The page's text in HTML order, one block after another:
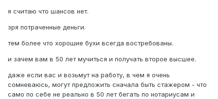
я считаю что шансов нет.
зря потраченные деньги.
тем более что хорошие бухи всегда востребованы.
и зачем вам в 50 лет мучиться и получать второе высшее.
даже если вас и возьмут на работу, в чем я очень
сомневаюсь, могут предложить сначала быть стажером - что
само по себе не реально в 50 лет бегать по нотариусам и